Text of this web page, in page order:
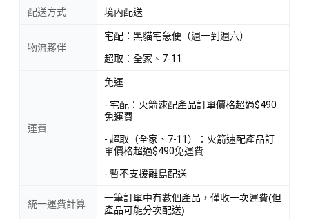
配送方式 境內配送
物流夥伴
宅配：黑貓宅急便（週一到週六）
超取：全家、7-11
運費
免運
- 宅配：火箭速配產品訂單價格超過$490
免運費
- 超取（全家、7-11）：火箭速配產品訂
單價格超過$490免運費
- 暫不支援離島配送
統一運費計算
一筆訂單中有數個產品，僅收一次運費(但
產品可能分次配送)